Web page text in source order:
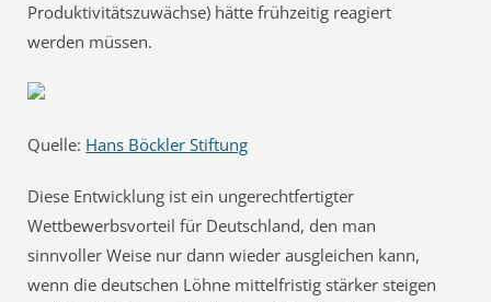
Produktivitätszuwächse) hätte frühzeitig reagiert
werden müssen.
Quelle: Hans Böckler Stiftung
Diese Entwicklung ist ein ungerechtfertigter
Wettbewerbsvorteil für Deutschland, den man
sinnvoller Weise nur dann wieder ausgleichen kann,
wenn die deutschen Löhne mittelfristig stärker steigen